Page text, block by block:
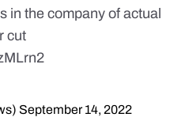
in the company of actual
cut
September 14, 2022